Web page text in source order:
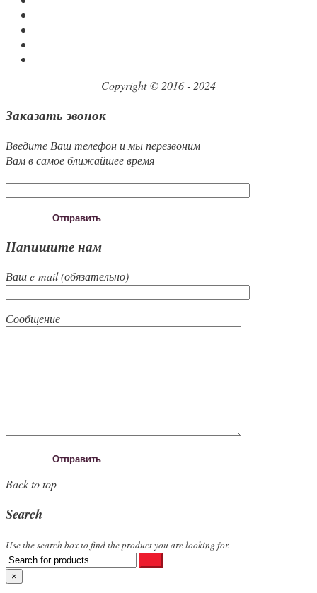
Copyright © 2016 - 2024
Заказать звонок
Введите Ваш телефон и мы перезвоним
Вам в самое ближайшее время
Напишите нам
Ваш e-mail (обязательно)
Сообщение
Back to top
Search
Use the search box to find the product you are looking for.
×